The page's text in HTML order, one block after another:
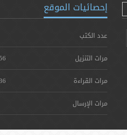
إحصائيات الموقع
عدد الكتب
مرات التنزيل
مرات القراءة
مرات الإرسال